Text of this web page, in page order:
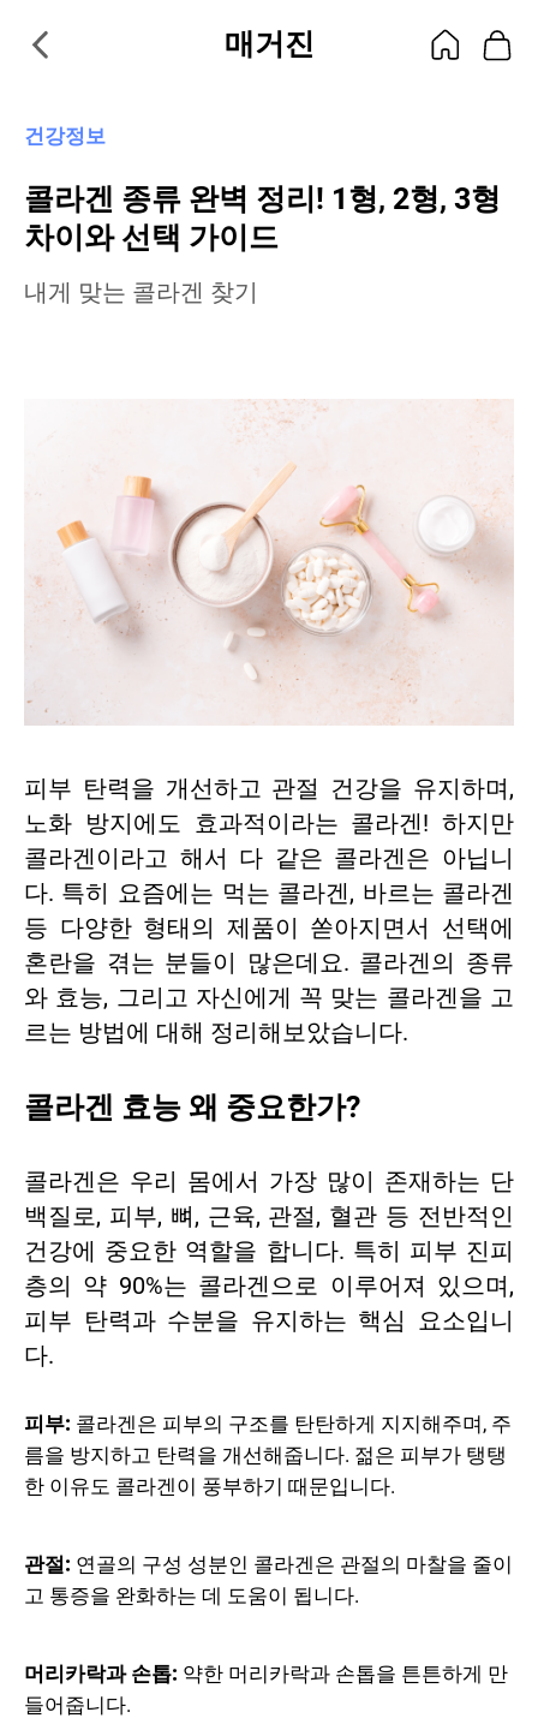
매거진
건강정보
콜라겐 종류 완벽 정리! 1형, 2형, 3형
차이와 선택 가이드
내게 맞는 콜라겐 찾기
피부 탄력을 개선하고 관절 건강을 유지하며,
노화 방지에도 효과적이라는 콜라겐! 하지만
콜라겐이라고 해서 다 같은 콜라겐은 아닙니
다. 특히 요즘에는 먹는 콜라겐, 바르는 콜라겐
등 다양한 형태의 제품이 쏟아지면서 선택에
혼란을 겪는 분들이 많은데요. 콜라겐의 종류
와 효능, 그리고 자신에게 꼭 맞는 콜라겐을 고
르는 방법에 대해 정리해보았습니다.
콜라겐 효능 왜 중요한가?
콜라겐은 우리 몸에서 가장 많이 존재하는 단
백질로, 피부, 뼈, 근육, 관절, 혈관 등 전반적인
건강에 중요한 역할을 합니다. 특히 피부 진피
층의 약 90%는 콜라겐으로 이루어져 있으며,
피부 탄력과 수분을 유지하는 핵심 요소입니
다.
피부: 콜라겐은 피부의 구조를 탄탄하게 지지해주며, 주
름을 방지하고 탄력을 개선해줍니다. 젊은 피부가 탱탱
한 이유도 콜라겐이 풍부하기 때문입니다.
관절: 연골의 구성 성분인 콜라겐은 관절의 마찰을 줄이
고 통증을 완화하는 데 도움이 됩니다.
머리카락과 손톱: 약한 머리카락과 손톱을 튼튼하게 만
들어줍니다.